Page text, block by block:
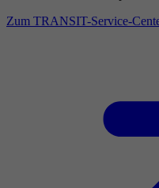
Zum TRANSIT-Service-